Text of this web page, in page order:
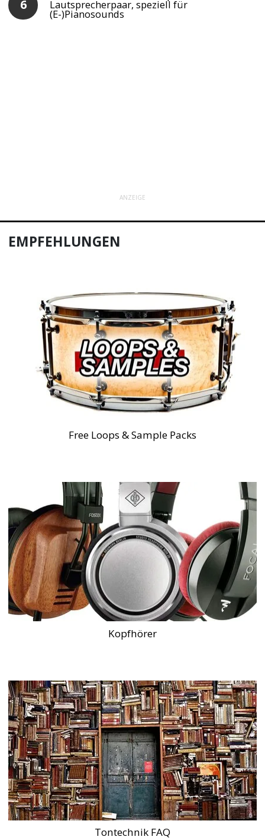
Lautsprecherpaar, speziell für
(E-)Pianosounds
ANZEIGE
EMPFEHLUNGEN
Free Loops & Sample Packs
Kopfhörer
Tontechnik FAQ